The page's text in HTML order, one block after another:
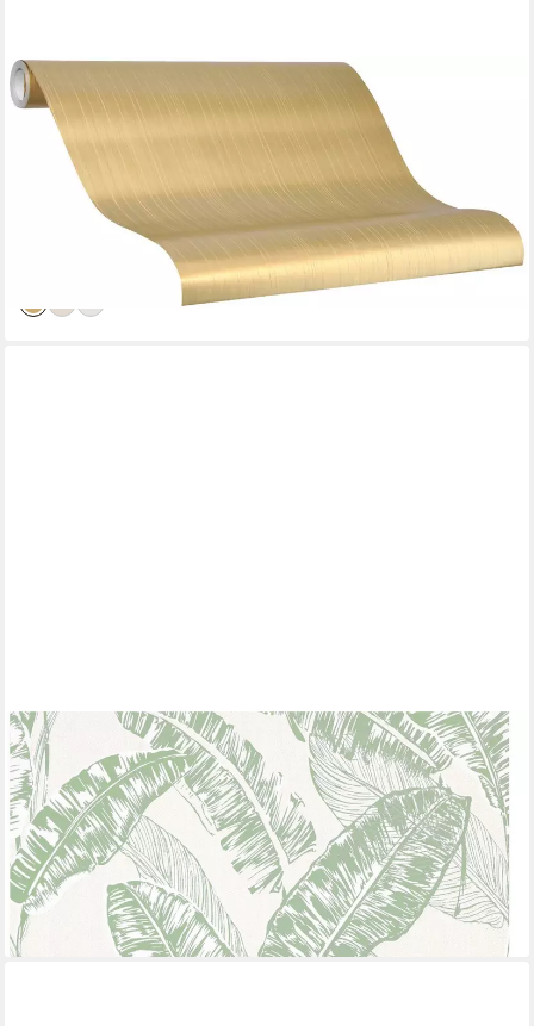
GLÖÖCKLER
Vliestapete, Streifen, schimmernd, längsgestreift, (1 St),
moderne Tapete für Wohnzimmer Schlafzimmer Küche
46,62 €
(6,62 €/ 1 qm)
lieferbar - in 3-4 Werktagen bei dir
GLÖÖCKLER
Vliestapete, 3D-Optik, tropisch, botanisch, (1 St), Dschungeloptik,
moderne Tapete für Wohnzimmer Schlafzimmer Küche
17,57 € UVP20,95 €
(3,30 €/ 1 qm)
-16%
lieferbar - in 3-4 Werktagen bei dir